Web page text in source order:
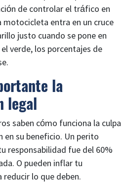
de controlar el tráfico en
entra en un cruce
justo cuando se pone en
verde, los porcentajes de
la
legal
saben cómo funciona la culpa
en su beneficio. Un perito
responsabilidad fue del 60%
O pueden inflar tu
reducir lo que deben.